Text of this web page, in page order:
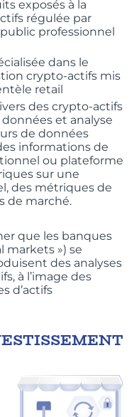
exposés à la
régulée par
public professionnel
dans le
crypto-actifs mis
retail
des crypto-actifs
et analyse
de données
informations de
ou plateforme
sur une
des métriques de
de marché.
que les banques
markets ») se
des analyses
à l’image des
d’actifs